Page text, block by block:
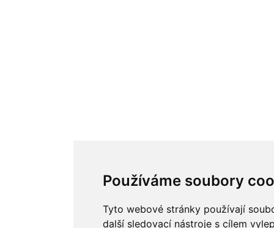
Používáme soubory
Tyto webové stránky používají
další sledovací nástroje s cílem